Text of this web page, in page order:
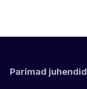
Parimad juhendid